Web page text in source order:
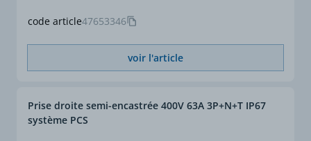
code article47653346
voir l'article
Prise droite semi-encastrée 400V 63A 3P+N+T IP67
système PCS